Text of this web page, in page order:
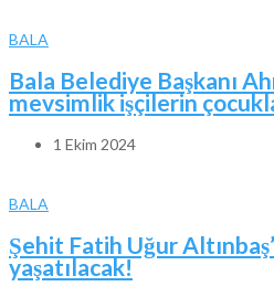
BALA
Bala Belediye Başkanı
mevsimlik işçilerin
1 Ekim 2024
BALA
Şehit Fatih Uğur
yaşatılacak!